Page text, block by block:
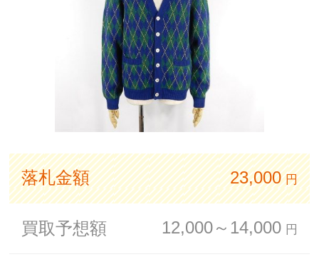
落札金額 23,000 円
買取予想額 12,000～14,000 円